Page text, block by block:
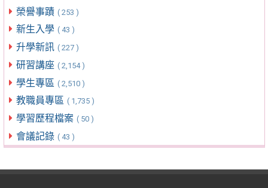
榮譽事蹟 ( 253 )
新生入學 ( 43 )
升學新訊 ( 227 )
研習講座 ( 2,154 )
學生專區 ( 2,510 )
教職員專區 ( 1,735 )
學習歷程檔案 ( 50 )
會議記錄 ( 43 )